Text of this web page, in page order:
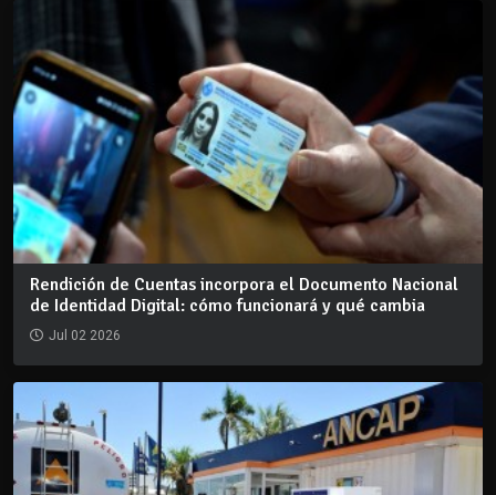
Rendición de Cuentas incorpora el Documento Nacional
de Identidad Digital: cómo funcionará y qué cambia
Jul 02 2026